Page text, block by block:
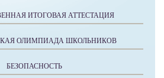
ИТОГОВАЯ АТТЕСТАЦИЯ
ОЛИМПИАДА ШКОЛЬНИКОВ
БЕЗОПАСНОСТЬ